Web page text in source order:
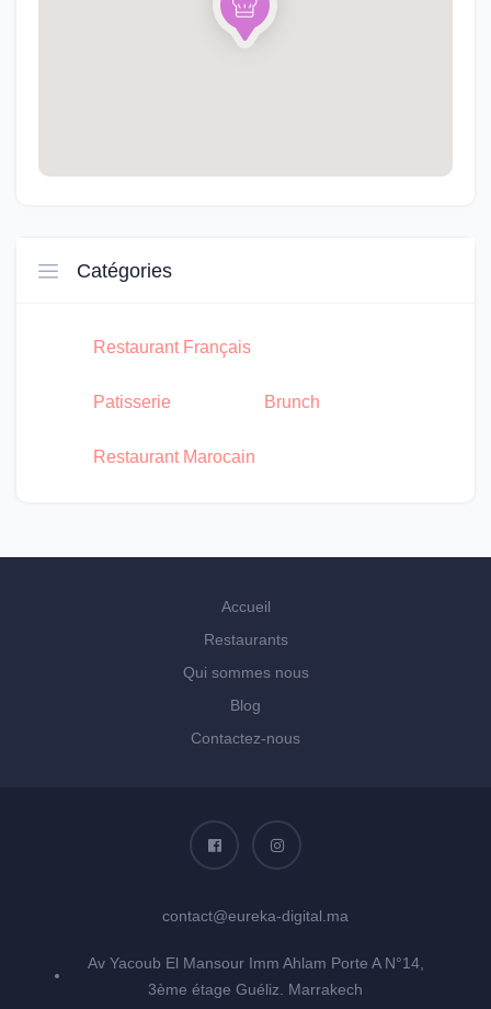
Catégories
Restaurant Français
Patisserie Brunch
Restaurant Marocain
Accueil
Restaurants
Qui sommes nous
Blog
Contactez-nous
contact@eureka-digital.ma
Av Yacoub El Mansour Imm Ahlam Porte A N°14,
3ème étage Guéliz. Marrakech